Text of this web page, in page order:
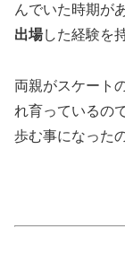
んでいた時期が
出場した経験を
両親がスケート
れ育っているの
歩む事になった